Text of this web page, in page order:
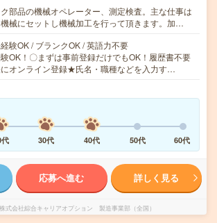
ク部品の機械オペレーター、測定検査。主な仕事は
械にセットし機械加工を行って頂きます。加…
験OK / ブランクOK / 英語力不要
OK！〇まずは事前登録だけでもOK！履歴書不要
オンライン登録★氏名・職種などを入力す…
30代 40代 50代 60代
応募へ進む 詳しく見る
株式会社綜合キャリアオプション 製造事業部（全国）